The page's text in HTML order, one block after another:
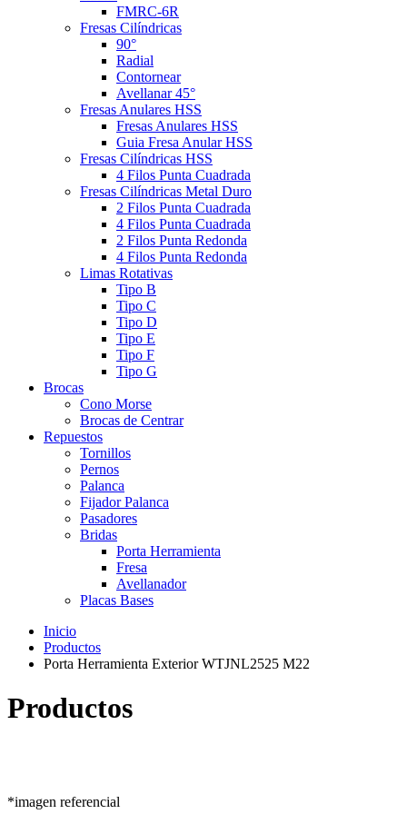
FMRC-6R
Fresas Cilíndricas
90°
Radial
Contornear
Avellanar 45°
Fresas Anulares HSS
Fresas Anulares HSS
Guia Fresa Anular HSS
Fresas Cilíndricas HSS
4 Filos Punta Cuadrada
Fresas Cilíndricas Metal Duro
2 Filos Punta Cuadrada
4 Filos Punta Cuadrada
2 Filos Punta Redonda
4 Filos Punta Redonda
Limas Rotativas
Tipo B
Tipo C
Tipo D
Tipo E
Tipo F
Tipo G
Brocas
Cono Morse
Brocas de Centrar
Repuestos
Tornillos
Pernos
Palanca
Fijador Palanca
Pasadores
Bridas
Porta Herramienta
Fresa
Avellanador
Placas Bases
Inicio
Productos
Porta Herramienta Exterior WTJNL2525 M22
Productos
*imagen referencial